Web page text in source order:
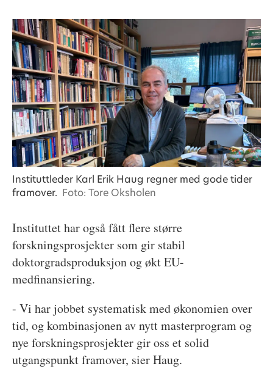
Instituttleder Karl Erik Haug regner med gode tider
framover. Foto: Tore Oksholen
Instituttet har også fått flere større
forskningsprosjekter som gir stabil
doktorgradsproduksjon og økt EU-
medfinansiering.
- Vi har jobbet systematisk med økonomien over
tid, og kombinasjonen av nytt masterprogram og
nye forskningsprosjekter gir oss et solid
utgangspunkt framover, sier Haug.